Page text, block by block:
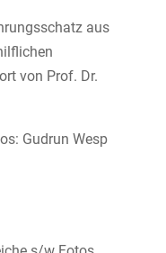
aus
von Prof. Dr.
Gudrun Wesp